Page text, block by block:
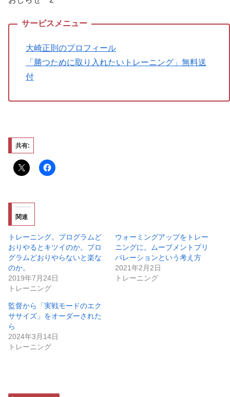
大崎正則のプロフィール
「勝つために取り入れたいトレーニング」無料送
付
共有:
関連
トレーニング。プログラムど
おりやるとキツイのか。プロ
グラムどおりやらないと楽な
のか。
2019年7月24日
トレーニング
ウォーミングアップをトレー
ニングに。ムーブメントプリ
パレーションという考え方
2021年2月2日
トレーニング
監督から「実戦モードのエク
ササイズ」をオーダーされた
ら
2024年3月14日
トレーニング